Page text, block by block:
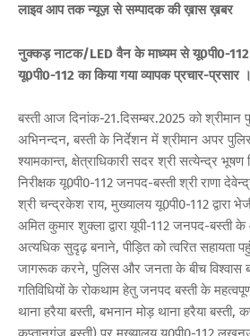
लाइव आप तक न्यूज़ से सम्पादक की ख़ास ख़बर
नुक्कड़ नाटक/LED वैन के माध्यम से यू0पी0-
यू0पी0-112 का किया गया व्यापक प्रचार-प्रसार ।
बस्ती आज दिनांक-21.दिसम्बर.2025 को श्रीमान
अभिनन्दन, बस्ती के निर्देशन में श्रीमान अपर
श्यामकान्त, क्षेत्राधिकारी सदर श्री सत्येन्द्र भूषण
निरीक्षक यू0पी0-112 जनपद-बस्ती श्री राणा
श्री चन्द्रकेश राय, मुख्यालय यू0पी0-112 द्वारा
अमित कुमार शुक्ला द्वारा यूपी-112 जनपद-बस्ती
अत्यधिक सुदृढ़ बनाने, पीड़ित को त्वरित
जागरूक करने, पुलिस और जनता के बीच विश्वास
गतिविधियों के रोकथाम हेतु जनपद बस्ती के
थाना हरैया बस्ती, बभनान मोड़ थाना हरैया बस्ती,